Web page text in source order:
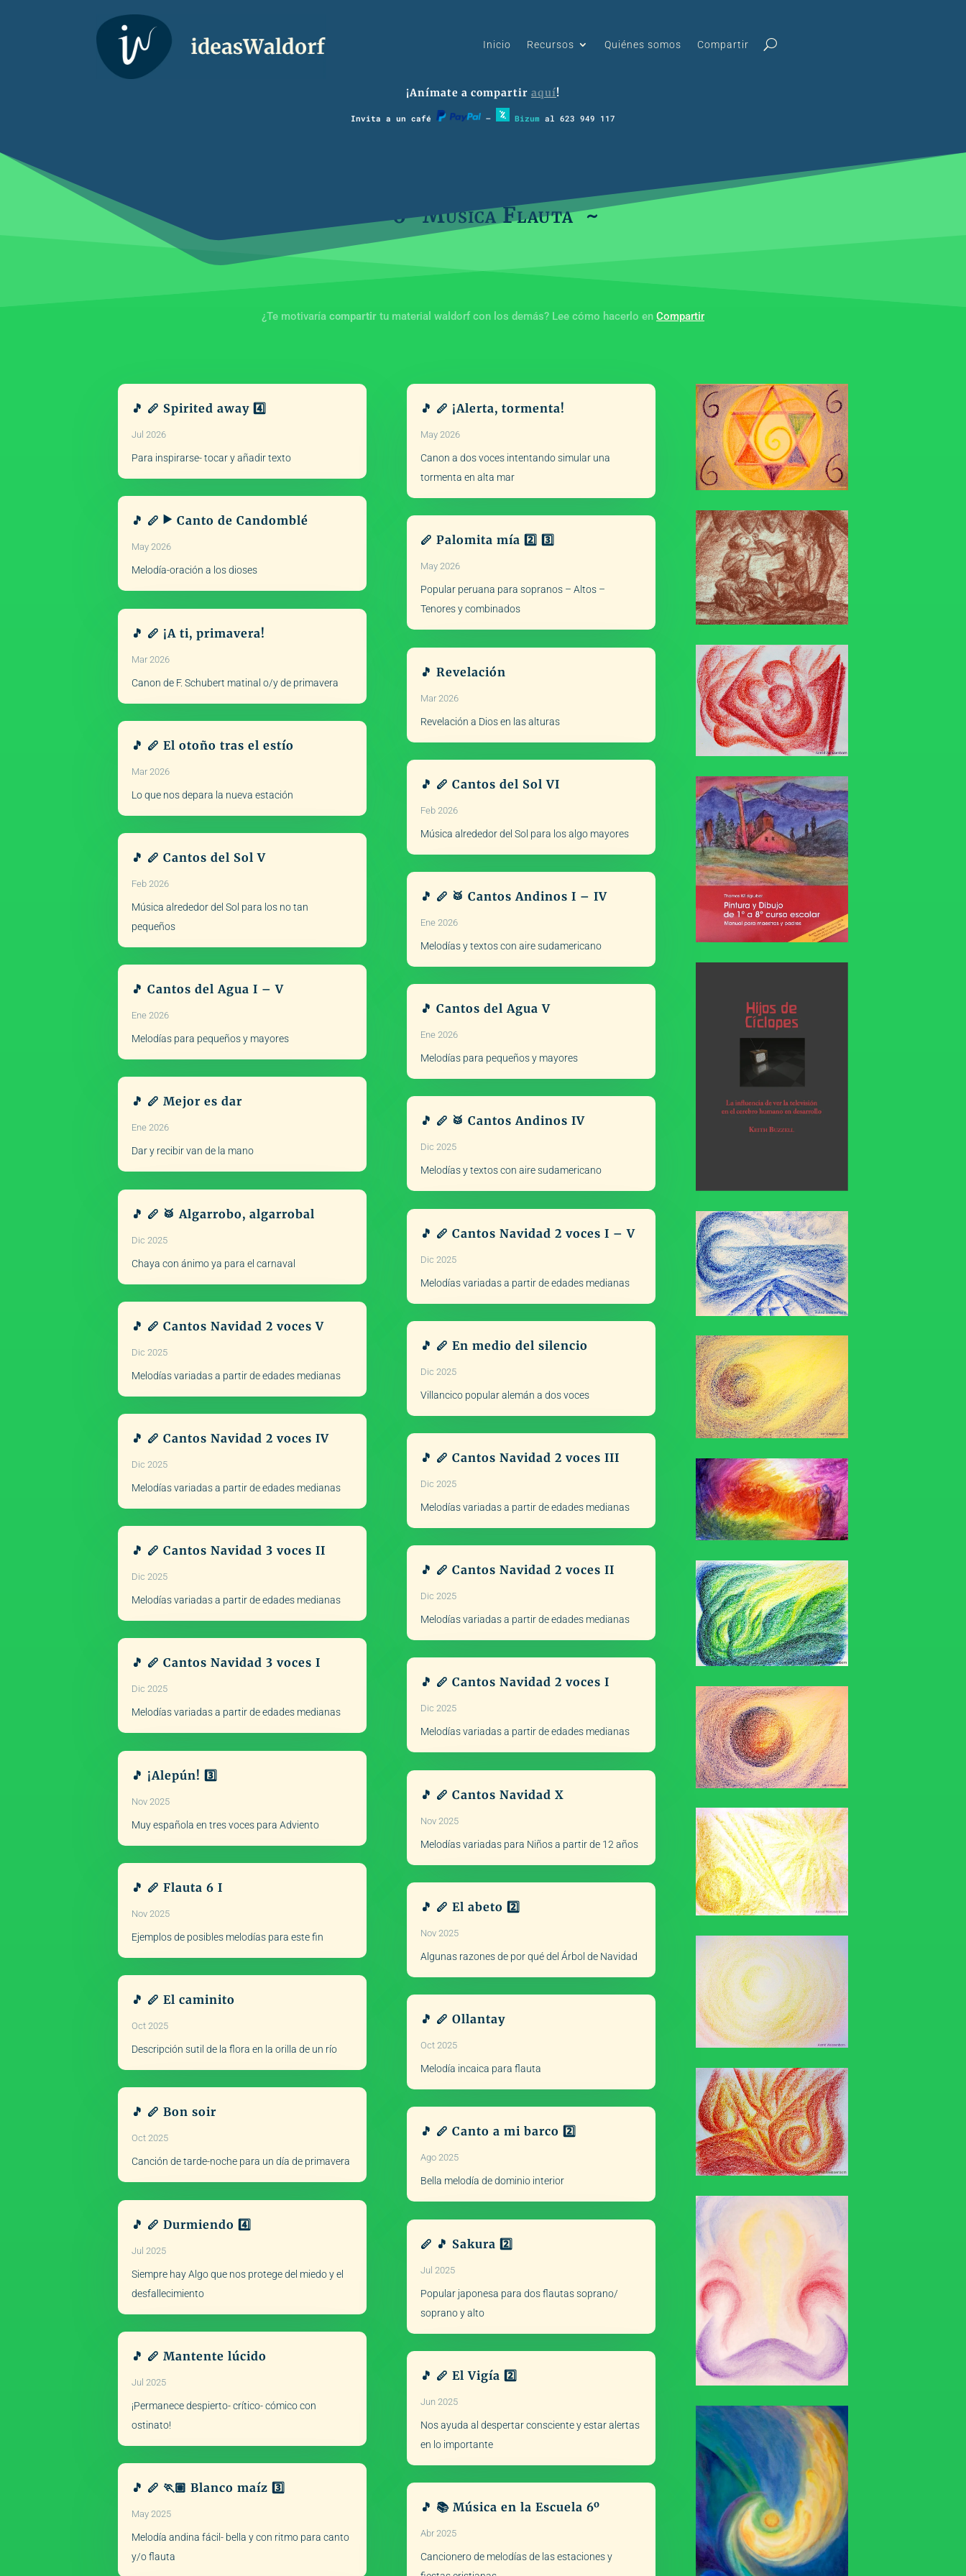
Inicio Recursos Quiénes somos Compartir
¡Anímate a compartir aquí!
Invita a un café – Bizum al 623 949 117
~ 6º Música Flauta ~
¿Te motivaría compartir tu material waldorf con los demás? Lee cómo hacerlo en Compartir
🎵 🪈 Spirited away 4️⃣
Jul 2026
Para inspirarse- tocar y añadir texto
🎵 🪈 ▶️ Canto de Candomblé
May 2026
Melodía-oración a los dioses
🎵 🪈 ¡A ti, primavera!
Mar 2026
Canon de F. Schubert matinal o/y de primavera
🎵 🪈 El otoño tras el estío
Mar 2026
Lo que nos depara la nueva estación
🎵 🪈 Cantos del Sol V
Feb 2026
Música alrededor del Sol para los no tan
pequeños
🎵 Cantos del Agua I – V
Ene 2026
Melodías para pequeños y mayores
🎵 🪈 Mejor es dar
Ene 2026
Dar y recibir van de la mano
🎵 🪈 🥁 Algarrobo, algarrobal
Dic 2025
Chaya con ánimo ya para el carnaval
🎵 🪈 Cantos Navidad 2 voces V
Dic 2025
Melodías variadas a partir de edades medianas
🎵 🪈 Cantos Navidad 2 voces IV
Dic 2025
Melodías variadas a partir de edades medianas
🎵 🪈 Cantos Navidad 3 voces II
Dic 2025
Melodías variadas a partir de edades medianas
🎵 🪈 Cantos Navidad 3 voces I
Dic 2025
Melodías variadas a partir de edades medianas
🎵 ¡Alepún! 3️⃣
Nov 2025
Muy española en tres voces para Adviento
🎵 🪈 Flauta 6 I
Nov 2025
Ejemplos de posibles melodías para este fin
🎵 🪈 El caminito
Oct 2025
Descripción sutil de la flora en la orilla de un río
🎵 🪈 Bon soir
Oct 2025
Canción de tarde-noche para un día de primavera
🎵 🪈 Durmiendo 4️⃣
Jul 2025
Siempre hay Algo que nos protege del miedo y el
desfallecimiento
🎵 🪈 Mantente lúcido
Jul 2025
¡Permanece despierto- crítico- cómico con
ostinato!
🎵 🪈 🏃🏽 Blanco maíz 3️⃣
May 2025
Melodía andina fácil- bella y con ritmo para canto
y/o flauta
🎵 🪈 ¡Alerta, tormenta!
May 2026
Canon a dos voces intentando simular una
tormenta en alta mar
🪈 Palomita mía 2️⃣ 3️⃣
May 2026
Popular peruana para sopranos – Altos –
Tenores y combinados
🎵 Revelación
Mar 2026
Revelación a Dios en las alturas
🎵 🪈 Cantos del Sol VI
Feb 2026
Música alrededor del Sol para los algo mayores
🎵 🪈 🥁 Cantos Andinos I – IV
Ene 2026
Melodías y textos con aire sudamericano
🎵 Cantos del Agua V
Ene 2026
Melodías para pequeños y mayores
🎵 🪈 🥁 Cantos Andinos IV
Dic 2025
Melodías y textos con aire sudamericano
🎵 🪈 Cantos Navidad 2 voces I – V
Dic 2025
Melodías variadas a partir de edades medianas
🎵 🪈 En medio del silencio
Dic 2025
Villancico popular alemán a dos voces
🎵 🪈 Cantos Navidad 2 voces III
Dic 2025
Melodías variadas a partir de edades medianas
🎵 🪈 Cantos Navidad 2 voces II
Dic 2025
Melodías variadas a partir de edades medianas
🎵 🪈 Cantos Navidad 2 voces I
Dic 2025
Melodías variadas a partir de edades medianas
🎵 🪈 Cantos Navidad X
Nov 2025
Melodías variadas para Niños a partir de 12 años
🎵 🪈 El abeto 2️⃣
Nov 2025
Algunas razones de por qué del Árbol de Navidad
🎵 🪈 Ollantay
Oct 2025
Melodía incaica para flauta
🎵 🪈 Canto a mi barco 2️⃣
Ago 2025
Bella melodía de dominio interior
🪈 🎵 Sakura 2️⃣
Jul 2025
Popular japonesa para dos flautas soprano/
soprano y alto
🎵 🪈 El Vigía 2️⃣
Jun 2025
Nos ayuda al despertar consciente y estar alertas
en lo importante
🎵 📚 Música en la Escuela 6º
Abr 2025
Cancionero de melodías de las estaciones y